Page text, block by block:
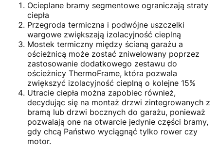
Ocieplane bramy segmentowe ograniczają straty
ciepła
Przegroda termiczna i podwójne uszczelki
wargowe zwiększają izolacyjność cieplną
Mostek termiczny między ścianą garażu a
ościeżnicą może zostać zniwelowany poprzez
zastosowanie dodatkowego zestawu do
ościeżnicy ThermoFrame, która pozwala
zwiększyć izolacyjność cieplną o kolejne 15%
Utracie ciepła można zapobiec również,
decydując się na montaż drzwi zintegrowanych z
bramą lub drzwi bocznych do garażu, ponieważ
pozwalają one na otwarcie jedynie części bramy,
gdy chcą Państwo wyciągnąć tylko rower czy
motor.